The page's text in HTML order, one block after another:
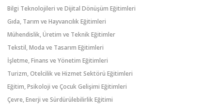
Bilgi Teknolojileri ve Dijital Dönüşüm Eğitimleri
Gıda, Tarım ve Hayvancılık Eğitimleri
Mühendislik, Üretim ve Teknik Eğitimler
Tekstil, Moda ve Tasarım Eğitimleri
İşletme, Finans ve Yönetim Eğitimleri
Turizm, Otelcilik ve Hizmet Sektörü Eğitimleri
Eğitim, Psikoloji ve Çocuk Gelişimi Eğitimleri
Çevre, Enerji ve Sürdürülebilirlik Eğitimi